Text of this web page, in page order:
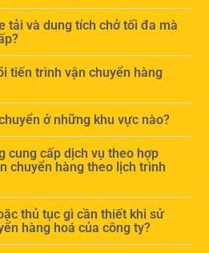
tải và dung tích chở tối đa mà
tiến trình vận chuyển hàng
ở những khu vực nào?
cung cấp dịch vụ theo hợp
chuyển hàng theo lịch trình
thủ tục gì cần thiết khi sử
hàng hoá của công ty?